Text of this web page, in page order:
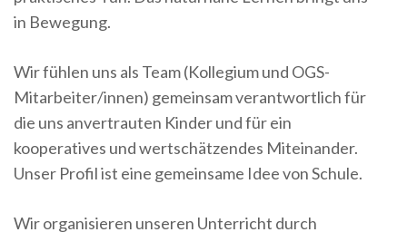
in Bewegung.
Wir fühlen uns als Team (Kollegium und OGS-
Mitarbeiter/innen) gemeinsam verantwortlich für
die uns anvertrauten Kinder und für ein
kooperatives und wertschätzendes Miteinander.
Unser Profil ist eine gemeinsame Idee von Schule.
Wir organisieren unseren Unterricht durch